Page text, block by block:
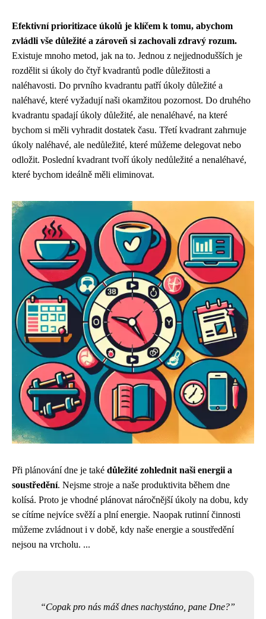
Efektivní prioritizace úkolů je klíčem k tomu, abychom
zvládli vše důležité a zároveň si zachovali zdravý rozum.
Existuje mnoho metod, jak na to. Jednou z nejjednodušších je
rozdělit si úkoly do čtyř kvadrantů podle důležitosti a
naléhavosti. Do prvního kvadrantu patří úkoly důležité a
naléhavé, které vyžadují naši okamžitou pozornost. Do druhého
kvadrantu spadají úkoly důležité, ale nenaléhavé, na které
bychom si měli vyhradit dostatek času. Třetí kvadrant zahrnuje
úkoly naléhavé, ale nedůležité, které můžeme delegovat nebo
odložit. Poslední kvadrant tvoří úkoly nedůležité a nenaléhavé,
které bychom ideálně měli eliminovat.
Při plánování dne je také důležité zohlednit naši energii a
soustředění. Nejsme stroje a naše produktivita během dne
kolísá. Proto je vhodné plánovat náročnější úkoly na dobu, kdy
se cítíme nejvíce svěží a plní energie. Naopak rutinní činnosti
můžeme zvládnout i v době, kdy naše energie a soustředění
nejsou na vrcholu. ...
Copak pro nás máš dnes nachystáno, pane Dne?